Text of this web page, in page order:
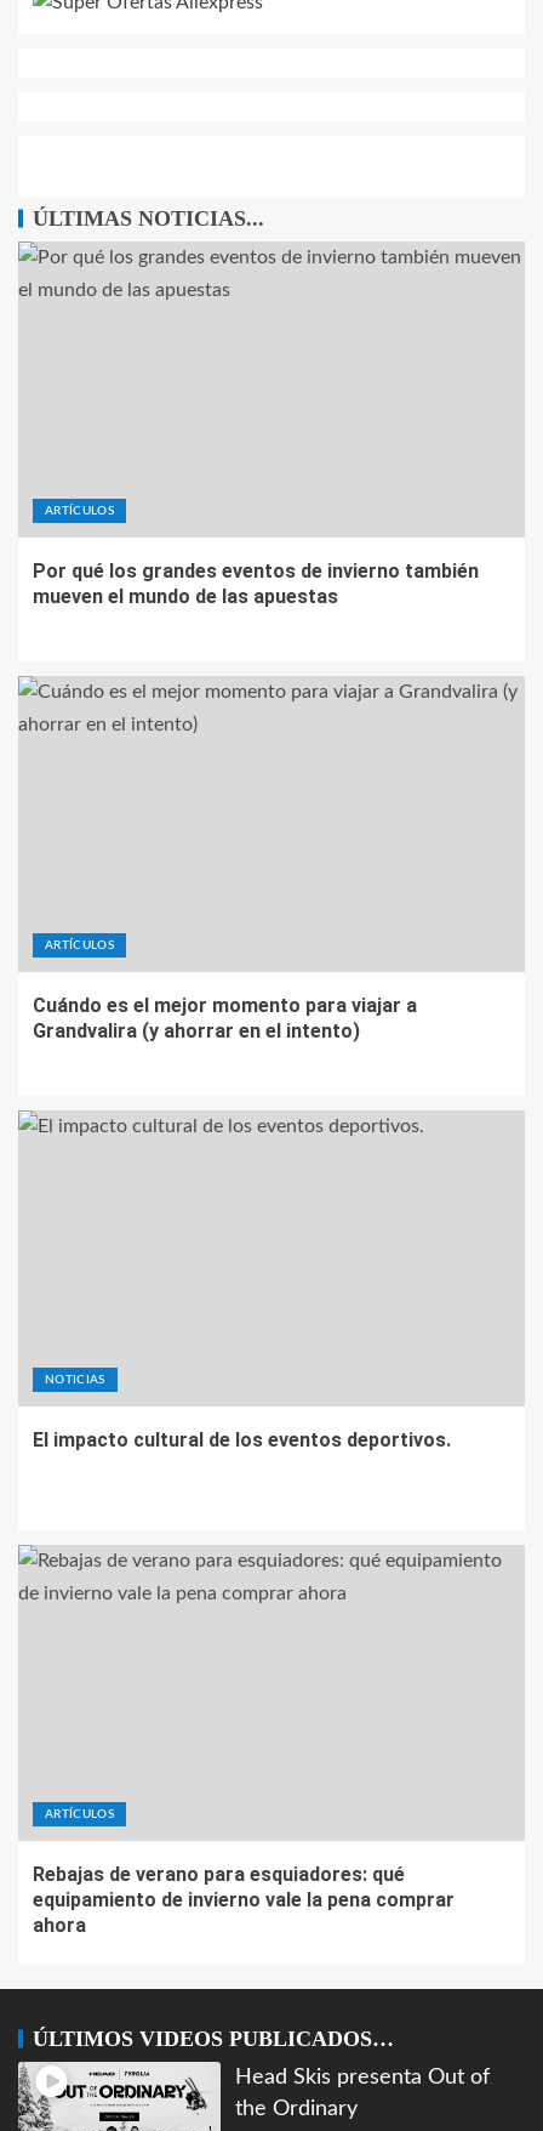
ÚLTIMAS NOTICIAS...
ARTÍCULOS
Por qué los grandes eventos de invierno también
mueven el mundo de las apuestas
ARTÍCULOS
Cuándo es el mejor momento para viajar a
Grandvalira (y ahorrar en el intento)
NOTICIAS
El impacto cultural de los eventos deportivos.
ARTÍCULOS
Rebajas de verano para esquiadores: qué
equipamiento de invierno vale la pena comprar
ahora
ÚLTIMOS VIDEOS PUBLICADOS…
Head Skis presenta Out of
the Ordinary